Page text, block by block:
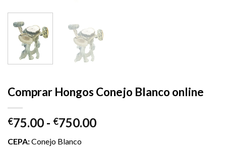
Comprar Hongos Conejo Blanco online
€75.00 - €750.00Rango
CEPA:Conejo Blanco